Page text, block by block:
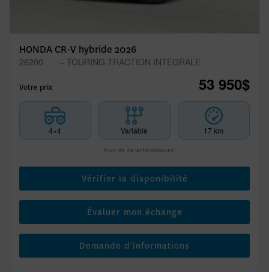
HONDA CR-V hybride 2026
26200 – TOURING TRACTION INTÉGRALE
Votre prix 53 950$
4×4 Variable 17 km
Plus de caractéristiques
Vérifier la disponibilité
Évaluer mon échange
Demande d'informations